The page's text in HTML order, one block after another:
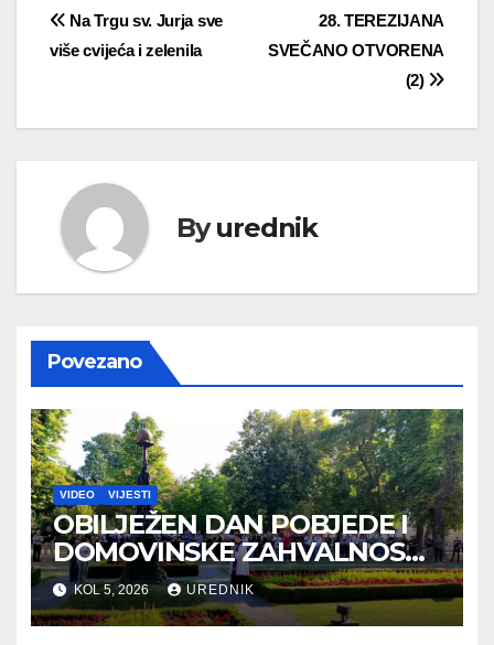
Navigacija
objava
28. TEREZIJANA
SVEČANO OTVORENA
(2)
Na Trgu sv. Jurja sve
više cvijeća i zelenila
Byurednik
Povezano
VIDEO VIJESTI
OBILJEŽEN DAN POBJEDE I
DOMOVINSKE ZAHVALNOSTI
TE DAN HRVATSKIH
BRANITELJA
KOL 5, 2026 UREDNIK